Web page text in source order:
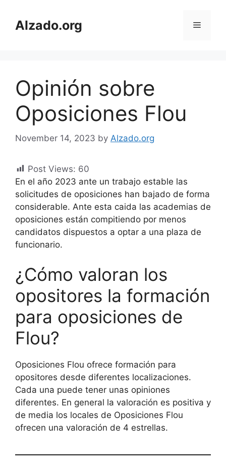
contentAlzado.org Menu
Opinión sobre
Oposiciones Flou
November 14, 2023 by Alzado.org
Post Views: 60
En el año 2023 ante un trabajo estable las
solicitudes de oposiciones han bajado de forma
considerable. Ante esta caida las academias de
oposiciones están compitiendo por menos
candidatos dispuestos a optar a una plaza de
funcionario.
¿Cómo valoran los
opositores la formación
para oposiciones de
Flou?
Oposiciones Flou ofrece formación para
opositores desde diferentes localizaciones.
Cada una puede tener unas opiniones
diferentes. En general la valoración es positiva y
de media los locales de Oposiciones Flou
ofrecen una valoración de 4 estrellas.